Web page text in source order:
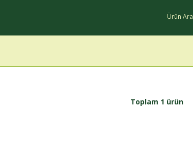
Ürün Ara
Toplam 1 ürün